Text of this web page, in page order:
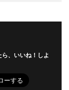
、いいね！しよ